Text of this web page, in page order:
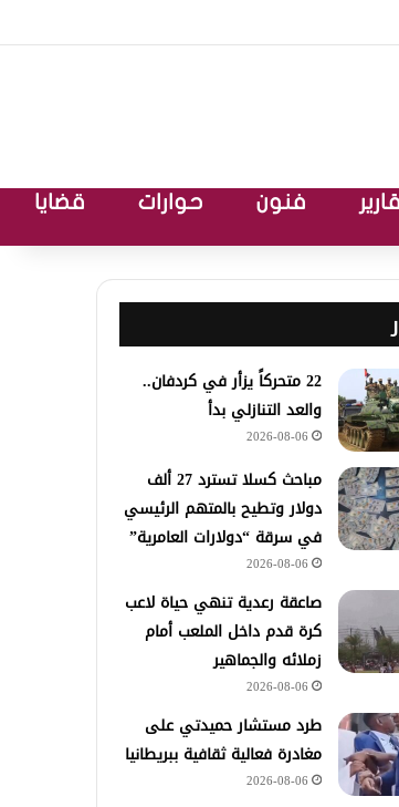
فنون حوارات قضايا
22 متحركاً يزأر في كردفان..
والعد التنازلي بدأ
2026-08-06
مباحث كسلا تسترد 27 ألف
دولار وتطيح بالمتهم الرئيسي
في سرقة “دولارات العامرية”
2026-08-06
صاعقة رعدية تنهي حياة لاعب
كرة قدم داخل الملعب أمام
زملائه والجماهير
2026-08-06
طرد مستشار حميدتي على
مغادرة فعالية ثقافية ببريطانيا
2026-08-06